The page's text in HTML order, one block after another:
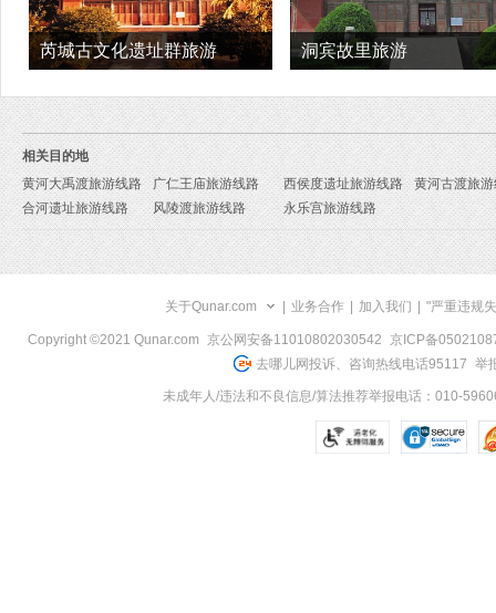
芮城古文化遗址群旅游 洞宾故里旅游
相关目的地
黄河大禹渡旅游线路
广仁王庙旅游线路 西侯度遗址旅游线路
黄河古渡旅
合河遗址旅游线路
风陵渡旅游线路 永乐宫旅游线路
关于Qunar.com 业务合作 加入我们 "严重违规
Copyright ©2021 Qunar.com 京公网安备11010802030542
京ICP备
去哪儿网投诉、咨询热线电话95117 举
未成年人/违法和不良信息/算法推荐举报电话：010-